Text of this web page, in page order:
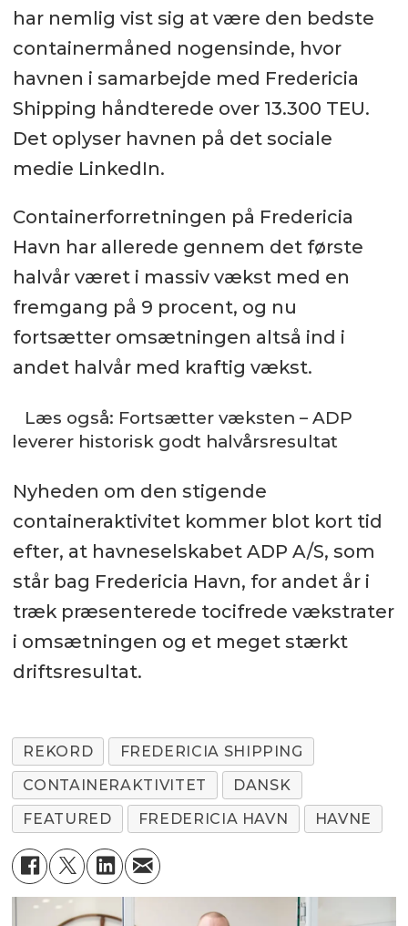
har nemlig vist sig at være den bedste
containermåned nogensinde, hvor
havnen i samarbejde med Fredericia
Shipping håndterede over 13.300 TEU.
Det oplyser havnen på det sociale
medie LinkedIn.
Containerforretningen på Fredericia
Havn har allerede gennem det første
halvår været i massiv vækst med en
fremgang på 9 procent, og nu
fortsætter omsætningen altså ind i
andet halvår med kraftig vækst.
Læs også: Fortsætter væksten – ADP
leverer historisk godt halvårsresultat
Nyheden om den stigende
containeraktivitet kommer blot kort tid
efter, at havneselskabet ADP A/S, som
står bag Fredericia Havn, for andet år i
træk præsenterede tocifrede vækstrater
i omsætningen og et meget stærkt
driftsresultat.
REKORD
FREDERICIA SHIPPING
CONTAINERAKTIVITET
DANSK
FEATURED
FREDERICIA HAVN HAVNE